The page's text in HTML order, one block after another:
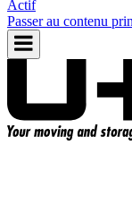
Actif
Passer au contenu